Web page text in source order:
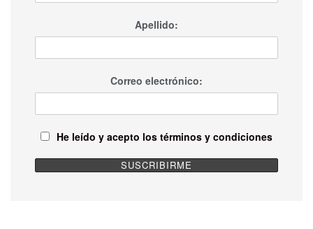
Apellido:
Correo electrónico:
He leído y acepto los términos y condiciones